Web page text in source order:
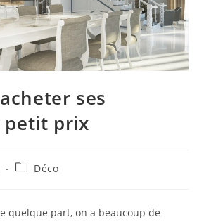
ses
petit prix
PostDéco
quelque part, on a beaucoup de